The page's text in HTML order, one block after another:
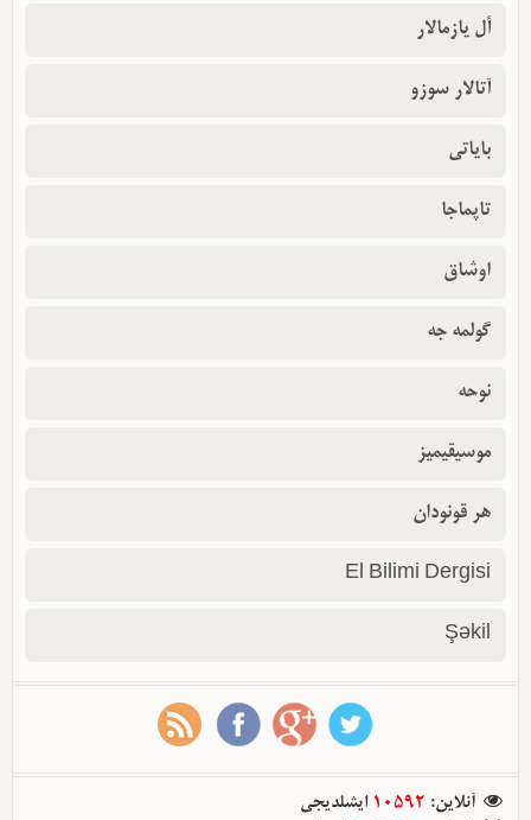
أل یازمالار
آتالار سوزو
بایاتی
تاپماجا
اوشاق
گولمه جه
نوحه
موسیقیمیز
هر قونودان
El Bilimi Dergisi
Şəkil
آنلاین:
10592 ایشلدیجی